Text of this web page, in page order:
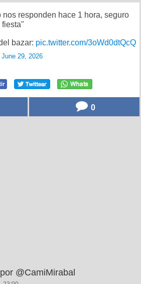
nos responden hace 1 hora, seguro
fiesta"
bazar: pic.twitter.com/3oWd0dtQcQ
June 29, 2026
0
@CamiMirabal